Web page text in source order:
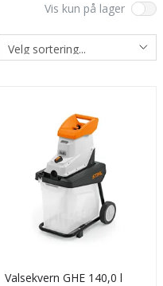
Vis kun på lager
Valsekvern GHE 140,0 l